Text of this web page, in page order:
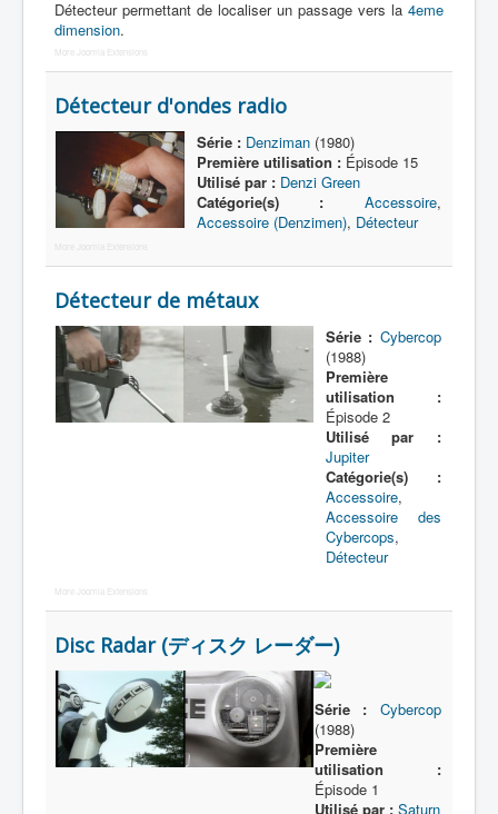
Transformation
Équipement
Épisode
Morpheur
Lecteur
Attaque
_
[]
Nom
Catégorie
Détecteur permettant de localiser un passage vers la 4eme
dimension.
More Joomla Extensions
Détecteur d'ondes radio
Série : Denziman(1980)
Première utilisation :Épisode 15
Utilisé par : Denzi Green
Catégorie(s) :
Accessoire,
Accessoire (Denzimen), Détecteur
More Joomla Extensions
Détecteur de métaux
Série : Cybercop
(1988)
Première
utilisation :
Épisode 2
Utilisé par :
Jupiter
Catégorie(s) :
Accessoire,
Accessoire des
Cybercops,
Détecteur
More Joomla Extensions
Disc Radar (ディスク レーダー)
Série :
Cybercop
(1988)
Première
utilisation :
Épisode 1
Utilisé par : Saturn